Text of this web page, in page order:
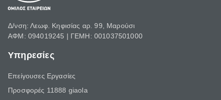
Δ/νση: Λεωφ. Κηφισίας αρ. 99, Μαρούσι
ΑΦΜ: 094019245 | ΓΕΜΗ: 001037501000
Υπηρεσίες
Επείγουσες Εργασίες
Προσφορές 11888 giaola